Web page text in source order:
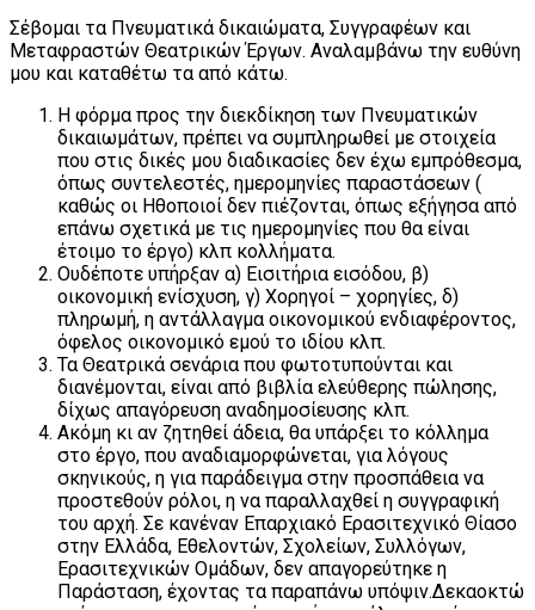
Σέβομαι τα Πνευματικά δικαιώματα, Συγγραφέων και
Μεταφραστών Θεατρικών Έργων. Αναλαμβάνω την ευθύνη
μου και καταθέτω τα από κάτω.
Η φόρμα προς την διεκδίκηση των Πνευματικών
δικαιωμάτων, πρέπει να συμπληρωθεί με στοιχεία
που στις δικές μου διαδικασίες δεν έχω εμπρόθεσμα,
όπως συντελεστές, ημερομηνίες παραστάσεων (
καθώς οι Ηθοποιοί δεν πιέζονται, όπως εξήγησα από
επάνω σχετικά με τις ημερομηνίες που θα είναι
έτοιμο το έργο) κλπ κολλήματα.
Ουδέποτε υπήρξαν α) Εισιτήρια εισόδου, β)
οικονομική ενίσχυση, γ) Χορηγοί – χορηγίες, δ)
πληρωμή, η αντάλλαγμα οικονομικού ενδιαφέροντος,
όφελος οικονομικό εμού το ιδίου κλπ.
Τα Θεατρικά σενάρια που φωτοτυπούνται και
διανέμονται, είναι από βιβλία ελεύθερης πώλησης,
δίχως απαγόρευση αναδημοσίευσης κλπ.
Ακόμη κι αν ζητηθεί άδεια, θα υπάρξει το κόλλημα
στο έργο, που αναδιαμορφώνεται, για λόγους
σκηνικούς, η για παράδειγμα στην προσπάθεια να
προστεθούν ρόλοι, η να παραλλαχθεί η συγγραφική
του αρχή. Σε κανέναν Επαρχιακό Ερασιτεχνικό Θίασο
στην Ελλάδα, Εθελοντών, Σχολείων, Συλλόγων,
Ερασιτεχνικών Ομάδων, δεν απαγορεύτηκε η
Παράσταση, έχοντας τα παραπάνω υπόψιν.Δεκαοκτώ